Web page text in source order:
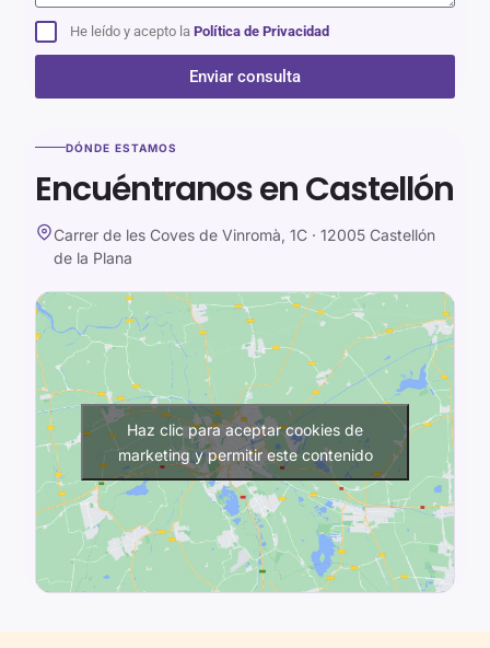
He leído y acepto la Política de Privacidad
Enviar consulta
DÓNDE ESTAMOS
Encuéntranos en Castellón
Carrer de les Coves de Vinromà, 1C · 12005 Castellón
de la Plana
Haz clic para aceptar cookies de
marketing y permitir este contenido